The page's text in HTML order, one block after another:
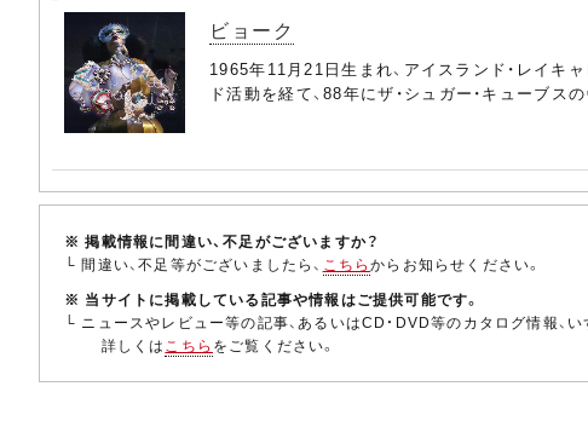
ビョーク
1965年11月21日生まれ、アイスランド・レイキ
ド活動を経て、88年にザ・シュガー・キューブ
※ 掲載情報に間違い、不足がございますか？
└ 間違い、不足等がございましたら、 こちらからお知らせください。
※ 当サイトに掲載している記事や情報はご提供可能です。
└ ニュースやレビュー等の記事、あるいはCD・DVD等のカタログ情報、い
詳しくはこちら をご覧ください。